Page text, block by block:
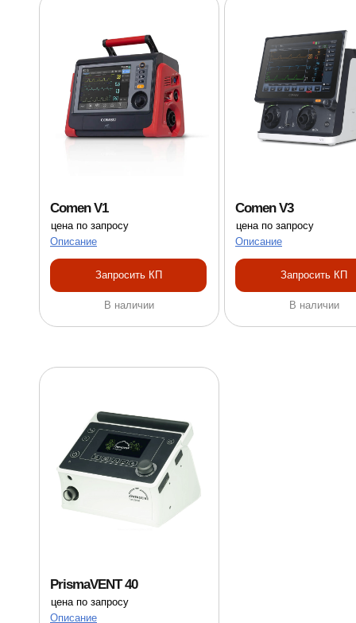
Comen V1
цена по запросу
Описание
В наличии
Comen V3
цена по запросу
Описание
В наличии
Запросить КП Запросить КП
PrismaVENT 40
цена по запросу
Описание